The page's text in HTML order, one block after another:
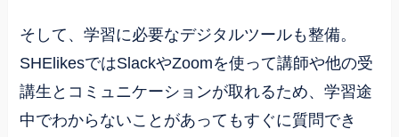
そして、学習に必要なデジタルツールも整備。
SHElikesではSlackやZoomを使って講師や他の受
講生とコミュニケーションが取れるため、学習途
中でわからないことがあってもすぐに質問でき